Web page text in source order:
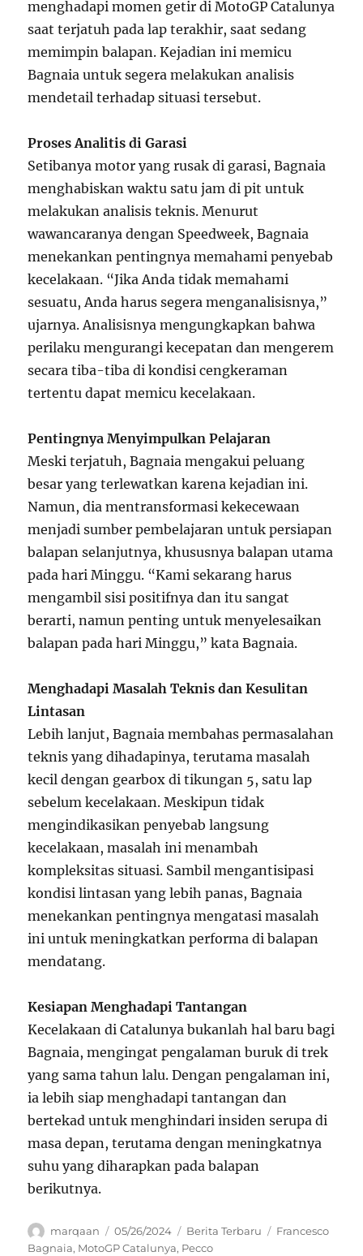
menghadapi momen getir di MotoGP Catalunya
saat terjatuh pada lap terakhir, saat sedang
memimpin balapan. Kejadian ini memicu
Bagnaia untuk segera melakukan analisis
mendetail terhadap situasi tersebut.
Proses Analitis di Garasi
Setibanya motor yang rusak di garasi, Bagnaia
menghabiskan waktu satu jam di pit untuk
melakukan analisis teknis. Menurut
wawancaranya dengan Speedweek, Bagnaia
menekankan pentingnya memahami penyebab
kecelakaan. “Jika Anda tidak memahami
sesuatu, Anda harus segera menganalisisnya,”
ujarnya. Analisisnya mengungkapkan bahwa
perilaku mengurangi kecepatan dan mengerem
secara tiba-tiba di kondisi cengkeraman
tertentu dapat memicu kecelakaan.
Pentingnya Menyimpulkan Pelajaran
Meski terjatuh, Bagnaia mengakui peluang
besar yang terlewatkan karena kejadian ini.
Namun, dia mentransformasi kekecewaan
menjadi sumber pembelajaran untuk persiapan
balapan selanjutnya, khususnya balapan utama
pada hari Minggu. “Kami sekarang harus
mengambil sisi positifnya dan itu sangat
berarti, namun penting untuk menyelesaikan
balapan pada hari Minggu,” kata Bagnaia.
Menghadapi Masalah Teknis dan Kesulitan
Lintasan
Lebih lanjut, Bagnaia membahas permasalahan
teknis yang dihadapinya, terutama masalah
kecil dengan gearbox di tikungan 5, satu lap
sebelum kecelakaan. Meskipun tidak
mengindikasikan penyebab langsung
kecelakaan, masalah ini menambah
kompleksitas situasi. Sambil mengantisipasi
kondisi lintasan yang lebih panas, Bagnaia
menekankan pentingnya mengatasi masalah
ini untuk meningkatkan performa di balapan
mendatang.
Kesiapan Menghadapi Tantangan
Kecelakaan di Catalunya bukanlah hal baru bagi
Bagnaia, mengingat pengalaman buruk di trek
yang sama tahun lalu. Dengan pengalaman ini,
ia lebih siap menghadapi tantangan dan
bertekad untuk menghindari insiden serupa di
masa depan, terutama dengan meningkatnya
suhu yang diharapkan pada balapan
berikutnya.
Author
marqaan
Posted
on
05/26/2024 Categories
Berita Terbaru Tags
Francesco
Bagnaia, MotoGP Catalunya, Pecco